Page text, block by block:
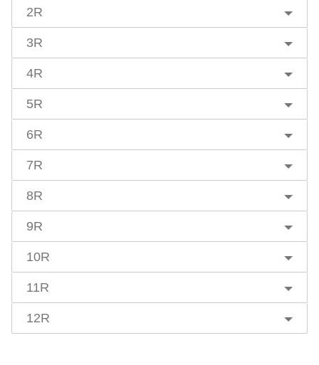
2R
3R
4R
5R
6R
7R
8R
9R
10R
11R
12R